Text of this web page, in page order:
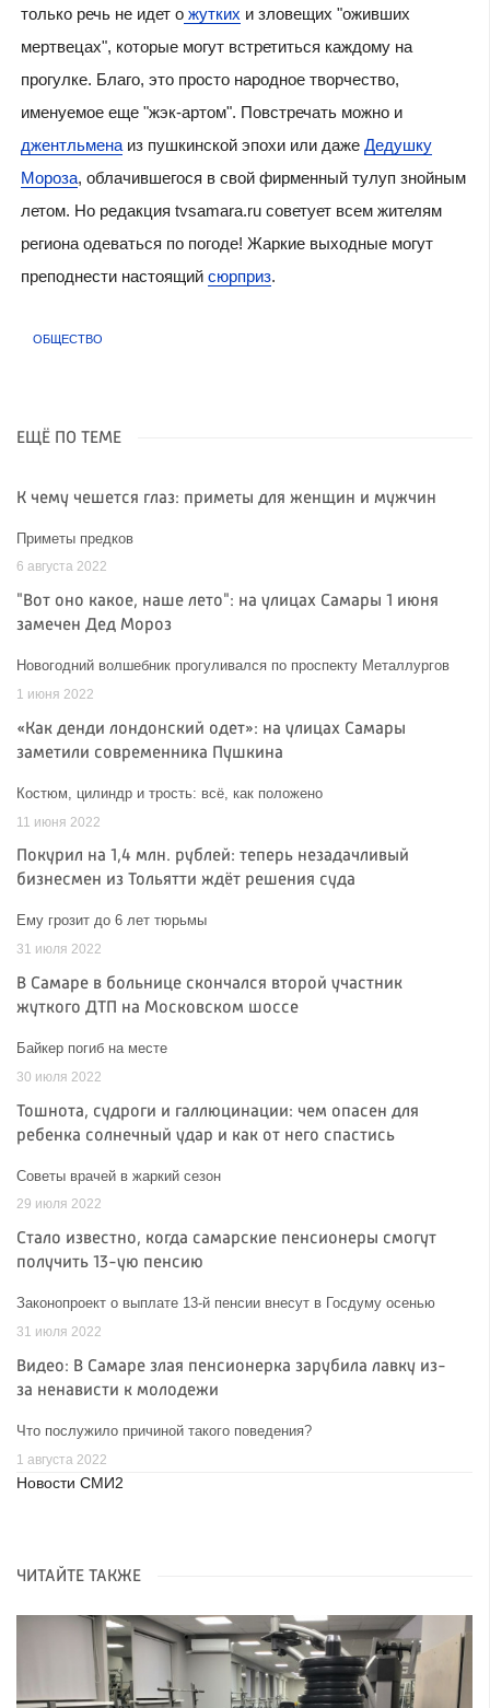
только речь не идет ожутких и зловещих "оживших
мертвецах", которые могут встретиться каждому на
прогулке. Благо, это просто народное творчество,
именуемое еще "жэк-артом". Повстречать можно и
джентльменаиз пушкинской эпохи или даже Дедушку
Мороза, облачившегося в свой фирменный тулуп знойным
летом. Но редакция tvsamara.ru советует всем жителям
региона одеваться по погоде! Жаркие выходные могут
преподнести настоящий сюрприз.
ОБЩЕСТВО
ЕЩЁ ПО ТЕМЕ
К чему чешется глаз: приметы для женщин и мужчин
Приметы предков
6 августа 2022
"Вот оно какое, наше лето": на улицах Самары 1 июня
замечен Дед Мороз
Новогодний волшебник прогуливался по проспекту Металлургов
1 июня 2022
«Как денди лондонский одет»: на улицах Самары
заметили современника Пушкина
Костюм, цилиндр и трость: всё, как положено
11 июня 2022
Покурил на 1,4 млн. рублей: теперь незадачливый
бизнесмен из Тольятти ждёт решения суда
Ему грозит до 6 лет тюрьмы
31 июля 2022
В Самаре в больнице скончался второй участник
жуткого ДТП на Московском шоссе
Байкер погиб на месте
30 июля 2022
Тошнота, судроги и галлюцинации: чем опасен для
ребенка солнечный удар и как от него спастись
Советы врачей в жаркий сезон
29 июля 2022
Стало известно, когда самарские пенсионеры смогут
получить 13-ую пенсию
Законопроект о выплате 13-й пенсии внесут в Госдуму осенью
31 июля 2022
Видео: В Самаре злая пенсионерка зарубила лавку из-
за ненависти к молодежи
Что послужило причиной такого поведения?
1 августа 2022
Новости СМИ2
ЧИТАЙТЕ ТАКЖЕ